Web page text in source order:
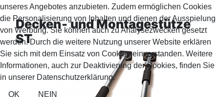
Decken‑ und Montagestütze
ST
unseres Angebotes anzubieten. Zudem ermöglichen Cookies
die Personalisierung von Inhalten und dienen der Ausspielung
von Werbung. Sie können auch zu Analysezwecken gesetzt
werden. Durch die weitere Nutzung unserer Website erklären
Sie sich mit dem Einsatz von Cookies einverstanden. Weitere
Informationen, auch zur Deaktivierung der Cookies, finden Sie
in unserer Datenschutzerklärung.
OK NEIN